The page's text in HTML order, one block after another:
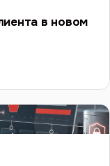
в новом